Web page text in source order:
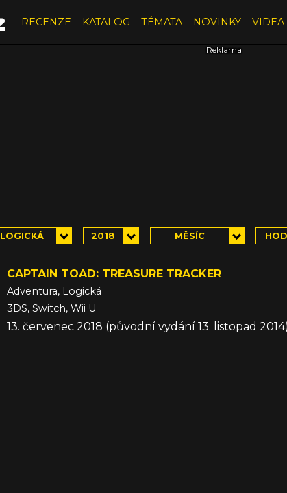
RECENZE KATALOG TÉMATA NOVINKY VIDEA
LOGICKÁ 2018 MĚSÍC
CAPTAIN TOAD: TREASURE TRACKER
Adventura, Logická
3DS, Switch, Wii U
13. červenec 2018 (původní vydání 13. listopad 2014)